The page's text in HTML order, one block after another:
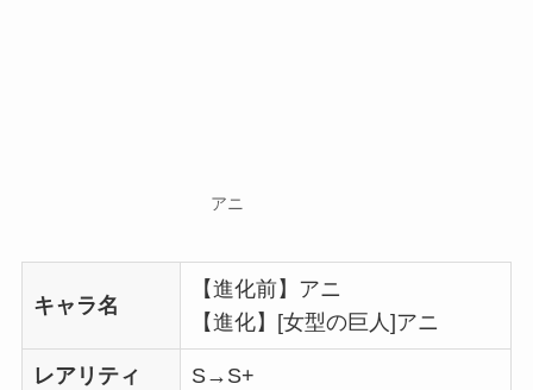
アニ
キャラ名
【進化前】アニ
【進化】[女型の巨人]アニ
レアリティ S→S+